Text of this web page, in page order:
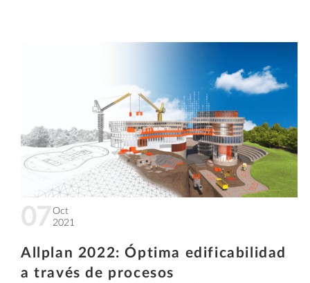
07Oct
2021
Allplan 2022: Óptima edificabilidad
a través de procesos